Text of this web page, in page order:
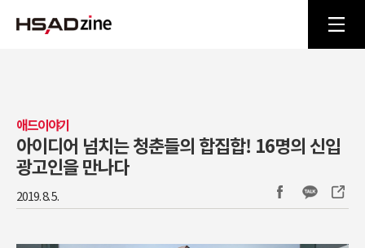
애드이야기
아이디어 넘치는 청춘들의 합집합! 16명의 신입
광고인을 만나다
2019. 8. 5.